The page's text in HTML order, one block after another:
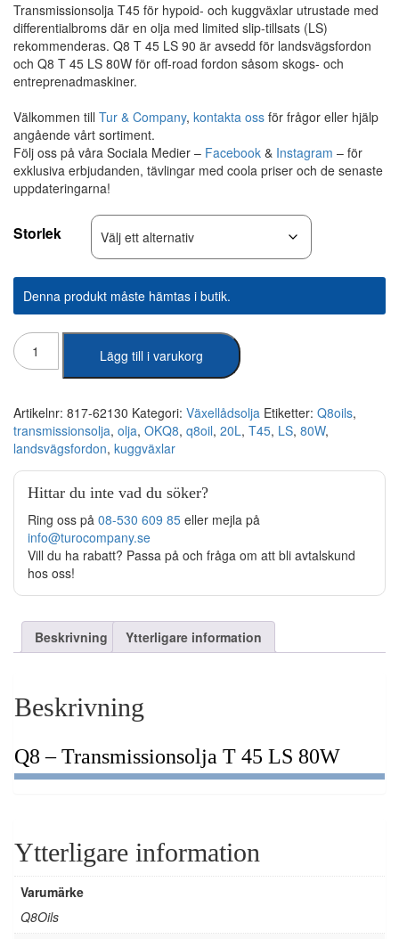
Transmissionsolja T45 för hypoid- och kuggväxlar utrustade med
differentialbroms där en olja med limited slip-tillsats (LS)
rekommenderas. Q8 T 45 LS 90 är avsedd för landsvägsfordon
och Q8 T 45 LS 80W för off-road fordon såsom skogs- och
entreprenadmaskiner.
Välkommen till Tur & Company, kontakta oss för frågor eller hjälp
angående vårt sortiment.
Följ oss på våra Sociala Medier – Facebook & Instagram – för
exklusiva erbjudanden, tävlingar med coola priser och de senaste
uppdateringarna!
Storlek
Denna produkt måste hämtas i butik.
Q8
-
LS
80W
20L
Fat
mängd
Lägg till i varukorg
Artikelnr: 817-62130 Kategori: Växellådsolja Etiketter: Q8oils,
transmissionsolja, olja, OKQ8, q8oil, 20L, T45, LS, 80W,
landsvägsfordon, kuggväxlar
Hittar du inte vad du söker?
Ring oss på 08-530 609 85 eller mejla på
info@turocompany.se
Vill du ha rabatt? Passa på och fråga om att bli avtalskund
hos oss!
Beskrivning Ytterligare information
Beskrivning
Q8 – Transmissionsolja T 45 LS 80W
Ytterligare information
Varumärke
Q8Oils